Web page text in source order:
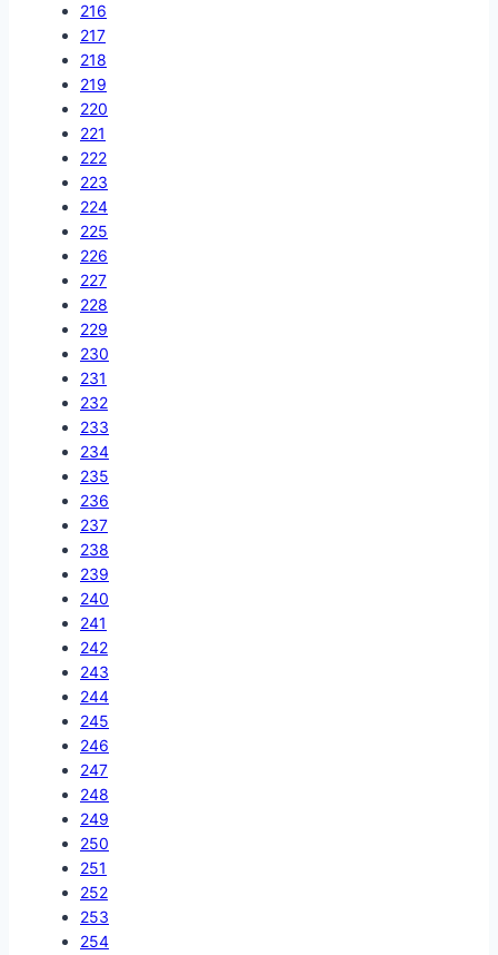
216
217
218
219
220
221
222
223
224
225
226
227
228
229
230
231
232
233
234
235
236
237
238
239
240
241
242
243
244
245
246
247
248
249
250
251
252
253
254